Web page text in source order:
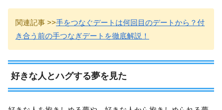
関連記事 >>手をつなぐデートは何回目のデートから？付
き合う前の手つなぎデートを徹底解説！
好きな人とハグする夢を見た